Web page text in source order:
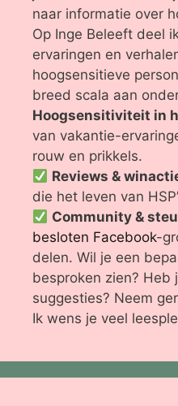
naar informatie over
Op Inge Beleeft deel
ervaringen en
hoogsensitieve
breed scala aan
Hoogsensitiviteit in
van vakantie-
rouw en prikkels.
Reviews &
die het leven van
Community &
besloten Facebook-
delen. Wil je een
besproken zien? Heb
suggesties? Neem
Ik wens je veel